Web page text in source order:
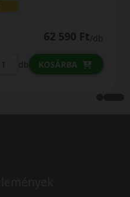
66 390 Ft/db
db KOSÁRBA